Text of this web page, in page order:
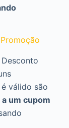
válido são
um cupom